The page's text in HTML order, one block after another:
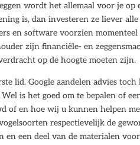
wordt het allemaal voor je
is, dan investeren ze liever
en software voorzien
zijn financiële- en
op de hoogte moeten zijn.
lid. Google aandelen advies toch
is het goed om te bepalen of
of en hoe wij u kunnen helpen
respectievelijk de
en een deel van de materialen